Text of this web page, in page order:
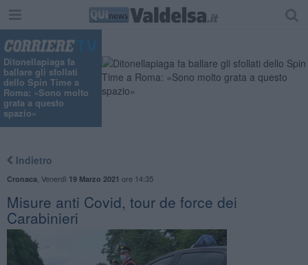
Ditonellapiaga fa
ballare gli sfollati
dello Spin Time a
Roma: «Sono molto
grata a questo
spazio»
Indietro
Cronaca Venerdì 19 Marzo 2021 ore 14:35
Misure anti Covid, tour de force dei
Carabinieri